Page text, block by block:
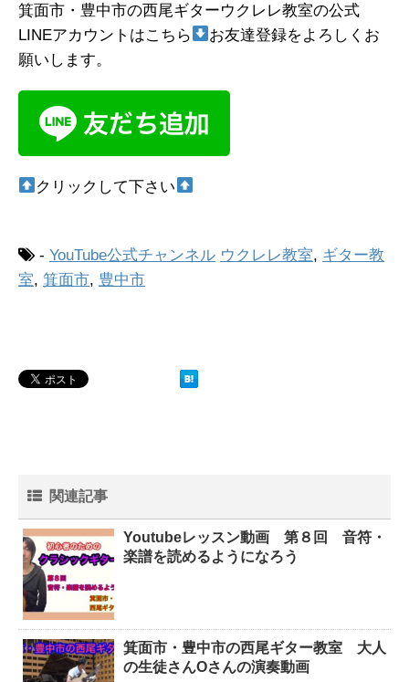
箕面市・豊中市の西尾ギターウクレレ教室の公式
LINEアカウントはこちら
お友達登録をよろしくお
願いします。
クリックして下さい
- YouTube公式チャンネル ウクレレ教室, ギター教
室, 箕面市, 豊中市
関連記事
Youtubeレッスン動画 第８回 音符・
楽譜を読めるようになろう
箕面市・豊中市の西尾ギター教室 大人
の生徒さんOさんの演奏動画